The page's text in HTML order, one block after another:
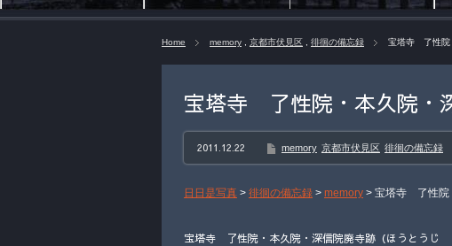
Home memory 京都市伏見区 徘徊の備忘録 宝塔寺 了性院
宝塔寺 了性院・本久院・
2011.12.22 memory 京都市伏見区 徘徊の備忘録
日日是写真 > 徘徊の備忘録 > memory > 宝塔寺 了性院
宝塔寺 了性院・本久院・深信院廃寺跡（ほうとうじ